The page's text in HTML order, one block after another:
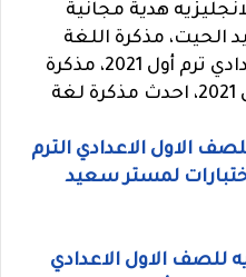
هدية مجانية
مذكرة اللغة
الانجليزية للصف الاول الاعدادي ترم أول 2021، مذكرة
انجليزية اولى اعدادى ترم اول 2021، احدث مذكرة لغة
الاول الاعدادي الترم
واختبارات لمستر سعيد
للصف الاول الاعدادي